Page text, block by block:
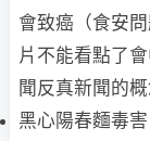
會致癌（食安
片不能看點了
聞反真新聞的
黑心陽春麵毒